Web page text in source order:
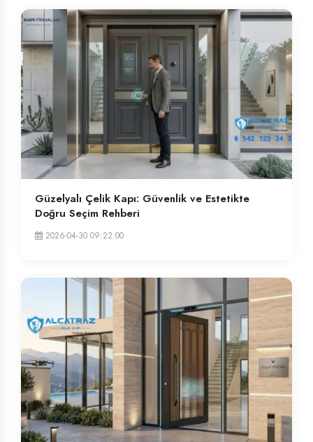
Güzelyalı Çelik Kapı: Güvenlik ve Estetikte
Doğru Seçim Rehberi
2026-04-30 09:22:00